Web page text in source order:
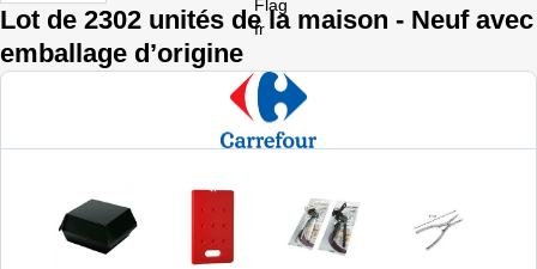
Lot de 2302 unités de la maison - Neuf avec
emballage d’origine